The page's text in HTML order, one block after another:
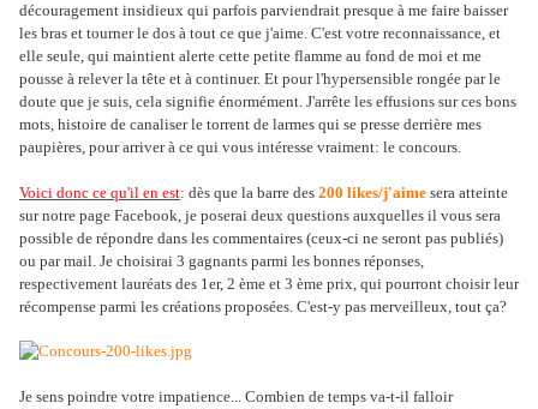
découragement insidieux qui parfois parviendrait presque à me faire baisser
les bras et tourner le dos à tout ce que j'aime. C'est votre reconnaissance, et
elle seule, qui maintient alerte cette petite flamme au fond de moi et me
pousse à relever la tête et à continuer. Et pour l'hypersensible rongée par le
doute que je suis, cela signifie énormément. J'arrête les effusions sur ces bons
mots, histoire de canaliser le torrent de larmes qui se presse derrière mes
paupières, pour arriver à ce qui vous intéresse vraiment: le concours.
Voici donc ce qu'il en est: dès que la barre des 200 likes/j'aime sera atteinte
sur notre page Facebook, je poserai deux questions auxquelles il vous sera
possible de répondre dans les commentaires (ceux-ci ne seront pas publiés)
ou par mail. Je choisirai 3 gagnants parmi les bonnes réponses,
respectivement lauréats des 1er, 2 ème et 3 ème prix, qui pourront choisir leur
récompense parmi les créations proposées. C'est-y pas merveilleux, tout ça?
Je sens poindre votre impatience... Combien de temps va-t-il falloir